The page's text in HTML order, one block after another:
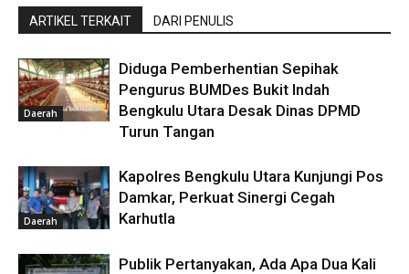
ARTIKEL TERKAIT DARI PENULIS
Daerah
Diduga Pemberhentian Sepihak
Pengurus BUMDes Bukit Indah
Bengkulu Utara Desak Dinas DPMD
Turun Tangan
Daerah
Kapolres Bengkulu Utara Kunjungi Pos
Damkar, Perkuat Sinergi Cegah
Karhutla
Publik Pertanyakan, Ada Apa Dua Kali